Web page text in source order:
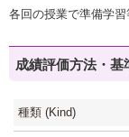
各回の授業で準備学習
成績評価方法・
種類 (Kind)